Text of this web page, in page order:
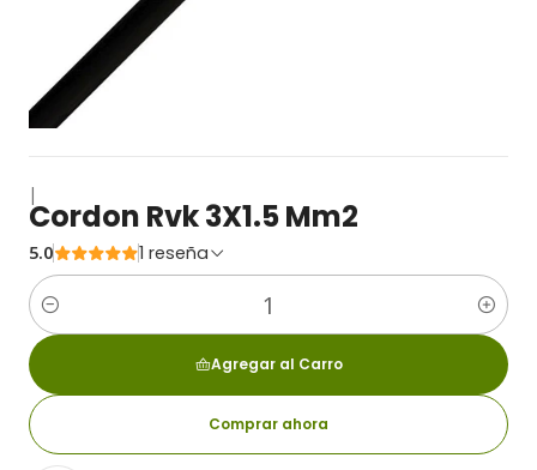
|
Cordon Rvk 3X1.5 Mm2
5.0 1 reseña
Cantidad
Agregar al Carro
Comprar ahora